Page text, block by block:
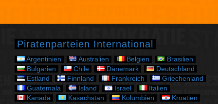
g
Piratenparteien International
Argentinien Australien Belgien
Brasilien
Bulgarien
Chile Dänemark
Deutschland
Estland
Finnland Frankreich
Griechenland
Guatemala
Island Israel
Italien
Kanada
Kasachstan Kolumbien
Kroatien